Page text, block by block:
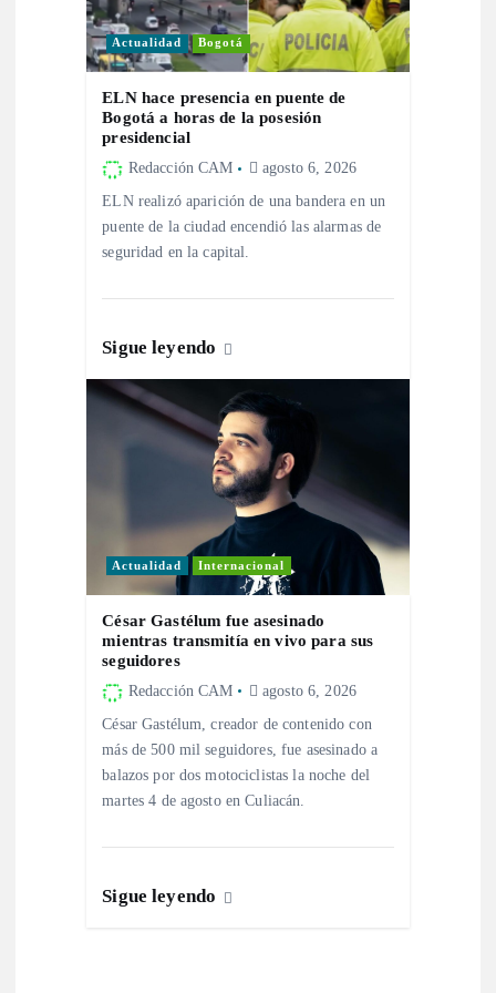
Actualidad Bogotá
ELN hace presencia en puente de
Bogotá a horas de la posesión
presidencial
Redacción CAM agosto 6, 2026
ELN realizó aparición de una bandera en un
puente de la ciudad encendió las alarmas de
seguridad en la capital.
Sigue leyendo
Actualidad Internacional
César Gastélum fue asesinado
mientras transmitía en vivo para sus
seguidores
Redacción CAM agosto 6, 2026
César Gastélum, creador de contenido con
más de 500 mil seguidores, fue asesinado a
balazos por dos motociclistas la noche del
martes 4 de agosto en Culiacán.
Sigue leyendo